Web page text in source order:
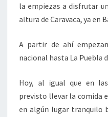
la empiezas a disfrutar
altura de Caravaca, ya en
A partir de ahí
nacional hasta La Puebla
Hoy, al igual que en
previsto llevar la comida
en algún lugar tranquilo